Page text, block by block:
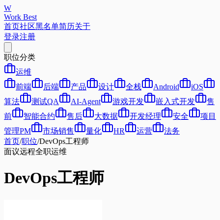
W
Work Best
首页社区黑名单简历关于
登录注册
职位分类
运维
前端
后端 产品 设计 全栈 Android
iOS
算法
测试QA AI-Agent 游戏开发 嵌入式开发
售
前
智能合约 售后 大数据 开发经理 安全
项目
管理PM
市场销售 量化 HR 运营
法务
首页/职位/DevOps工程师
面议远程全职运维
DevOps工程师